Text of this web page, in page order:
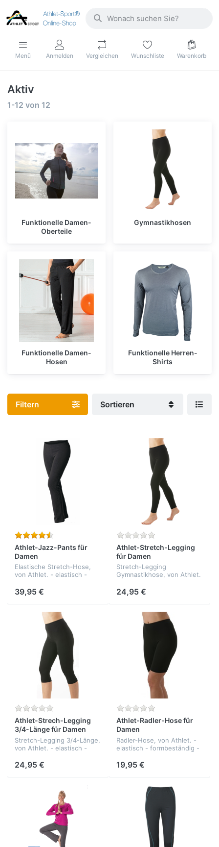
Menü Anmelden Vergleichen Wunschliste Warenkorb
Aktiv
1-12 von 12
Funktionelle Damen-
Oberteile
Gymnastikhosen
Funktionelle Damen-
Hosen
Funktionelle Herren-
Shirts
Filtern Sortieren
Athlet-Jazz-Pants für
Damen
Elastische Stretch-Hose,
von Athlet. - elastisch -
92% Baumwolle, 8%
Elasthan
39,95 €
Athlet-Stretch-Legging
für Damen
Stretch-Legging
Gymnastikhose, von Athlet.
- hautfreundlich - Qualität:
92% Baumwolle,
8%Elasthan
24,95 €
Athlet-Strech-Legging
3/4-Länge für Damen
Stretch-Legging 3/4-Länge,
von Athlet. - elastisch -
hautfreundlich - Qualität:
92% Baumwolle,
8%Elasthan
24,95 €
Athlet-Radler-Hose für
Damen
Radler-Hose, von Athlet. -
elastisch - formbeständig -
92% Baumwolle,
8%Elasthan
19,95 €